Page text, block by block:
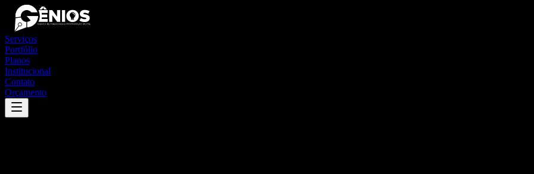
Serviços
Portfólio
Planos
Institucional
Contato
Orçamento